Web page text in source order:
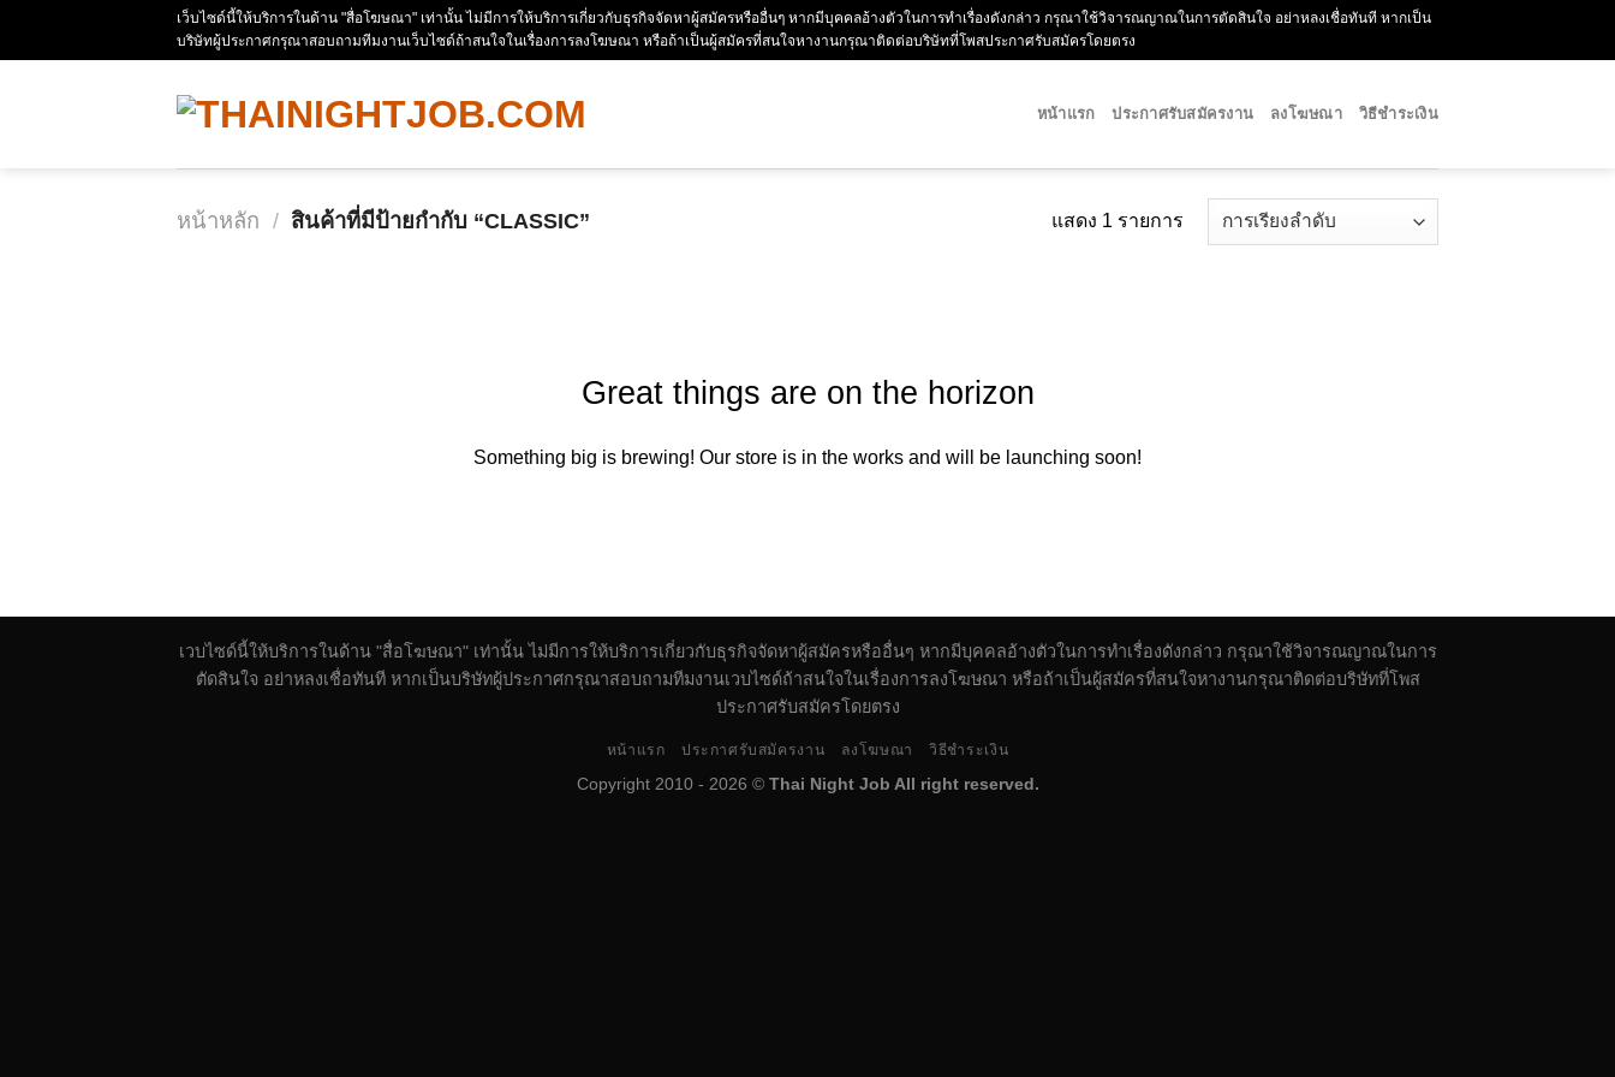
เว็บไซด์นี้ให้บริการในด้าน "สื่อโฆษณา" เท่านั้น ไม่มีการให้บริการเกี่ยวกับธุรกิจจัดหาผู้สมัครหรืออื่นๆ หากมีบุคคลอ้างตัวในการทำเรื่องดังกล่าว กรุณาใช้วิจารณญาณในการตัดสินใจ อย่าหลงเชื่อทันที หากเป็น
บริษัทผู้ประกาศกรุณาสอบถามทีมงานเว็บไซด์ถ้าสนใจในเรื่องการลงโฆษณา หรือถ้าเป็นผู้สมัครที่สนใจหางานกรุณาติดต่อบริษัทที่โพสประกาศรับสมัครโดยตรง
หน้าแรก ประกาศรับสมัครงาน ลงโฆษณา วิธีชำระเงิน
หน้าหลัก / สินค้าที่มีป้ายกำกับ “CLASSIC” แสดง 1 รายการ
Great things are on the horizon
Something big is brewing! Our store is in the works and will be launching soon!
เวบไซด์นี้ให้บริการในด้าน "สื่อโฆษณา" เท่านั้น ไม่มีการให้บริการเกี่ยวกับธุรกิจจัดหาผู้สมัครหรืออื่นๆ หากมีบุคคลอ้างตัวในการทำเรื่องดังกล่าว กรุณาใช้วิจารณญาณในการ
ตัดสินใจ อย่าหลงเชื่อทันที หากเป็นบริษัทผู้ประกาศกรุณาสอบถามทีมงานเวบไซด์ถ้าสนใจในเรื่องการลงโฆษณา หรือถ้าเป็นผู้สมัครที่สนใจหางานกรุณาติดต่อบริษัทที่โพส
ประกาศรับสมัครโดยตรง
หน้าแรก ประกาศรับสมัครงาน ลงโฆษณา วิธีชำระเงิน
Copyright 2010 - 2026 © Thai Night Job All right reserved.